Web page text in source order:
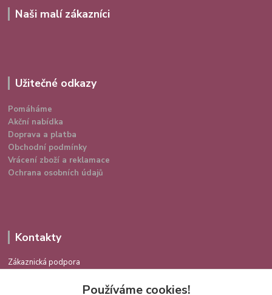
Naši malí zákazníci
Užitečné odkazy
Pomáháme
Akční nabídka
Doprava a platba
Obchodní podmínky
Vrácení zboží a reklamace
Ochrana osobních údajů
Kontakty
Zákaznická podpora
Používáme cookies!